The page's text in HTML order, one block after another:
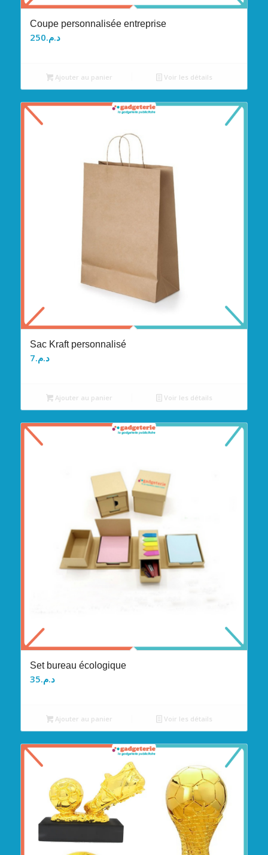
Coupe personnalisée entreprise
د.م.250
Ajouter au panier Voir les détails
Sac Kraft personnalisé
د.م.7
Ajouter au panier Voir les détails
Set bureau écologique
د.م.35
Ajouter au panier Voir les détails